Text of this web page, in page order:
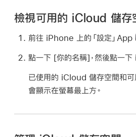
檢視可用的 iCloud 儲存
前往 iPhone 上的「設定」App
點一下 [你的名稱]，然後點一下
已使用的 iCloud 儲存空間和
會顯示在螢幕最上方。